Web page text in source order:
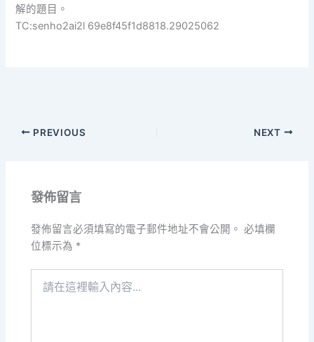
解的題目。
TC:senho2ai2l 69e8f45f1d8818.29025062
PREVIOUS NEXT
發佈留言
發佈留言必須填寫的電子郵件地址不會公開。 必填欄
位標示為 *